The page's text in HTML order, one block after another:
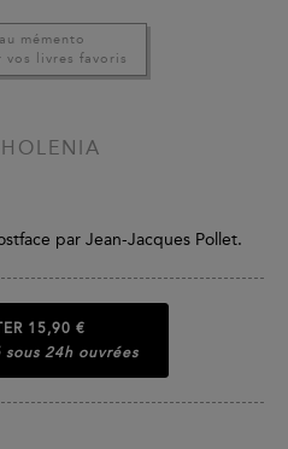
mémento
vos livres favoris
par Jean-Jacques Pollet.
15,90 €
24h ouvrées